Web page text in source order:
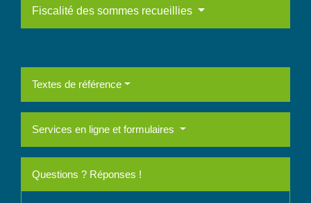
Fiscalité des sommes recueillies
Textes de référence
Services en ligne et formulaires
Questions ? Réponses !